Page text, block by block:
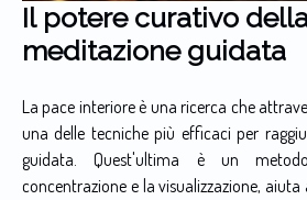
Il potere curativo
meditazione guidata
La pace interiore è una ricerca che
una delle tecniche più efficaci per
guidata. Quest'ultima è un
concentrazione e la visualizzazione,